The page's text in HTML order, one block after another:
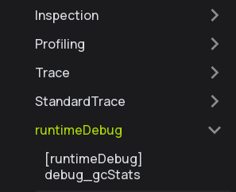
Inspection
Profiling
Trace
StandardTrace
runtimeDebug
[runtimeDebug]
debug_gcStats